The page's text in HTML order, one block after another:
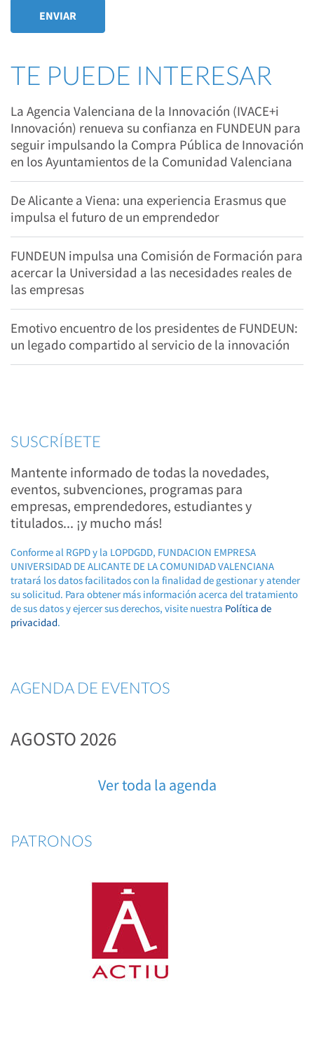
TE PUEDE INTERESAR
La Agencia Valenciana de la Innovación (IVACE+i
Innovación) renueva su confianza en FUNDEUN para
seguir impulsando la Compra Pública de Innovación
en los Ayuntamientos de la Comunidad Valenciana
De Alicante a Viena: una experiencia Erasmus que
impulsa el futuro de un emprendedor
FUNDEUN impulsa una Comisión de Formación para
acercar la Universidad a las necesidades reales de
las empresas
Emotivo encuentro de los presidentes de FUNDEUN:
un legado compartido al servicio de la innovación
SUSCRÍBETE
Mantente informado de todas la novedades,
eventos, subvenciones, programas para
empresas, emprendedores, estudiantes y
titulados... ¡y mucho más!
Conforme al RGPD y la LOPDGDD, FUNDACION EMPRESA
UNIVERSIDAD DE ALICANTE DE LA COMUNIDAD VALENCIANA
tratará los datos facilitados con la finalidad de gestionar y atender
su solicitud. Para obtener más información acerca del tratamiento
de sus datos y ejercer sus derechos, visite nuestra Política de
privacidad.
AGENDA DE EVENTOS
AGOSTO 2026
Ver toda la agenda
PATRONOS